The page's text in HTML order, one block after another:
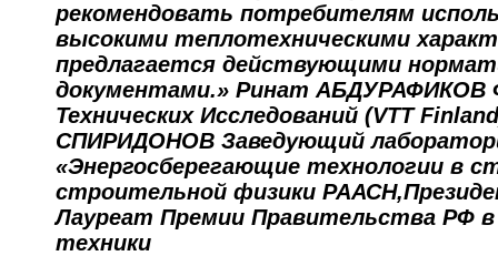
рекомендовать потребителям
высокими теплотехническими
предлагается действующими
документами.» Ринат АБДУРАФИКОВ
Технических Исследований (VTT
СПИРИДОНОВ Заведующий
«Энергосберегающие технологии в
строительной физики
Лауреат Премии Правительства РФ в
техники